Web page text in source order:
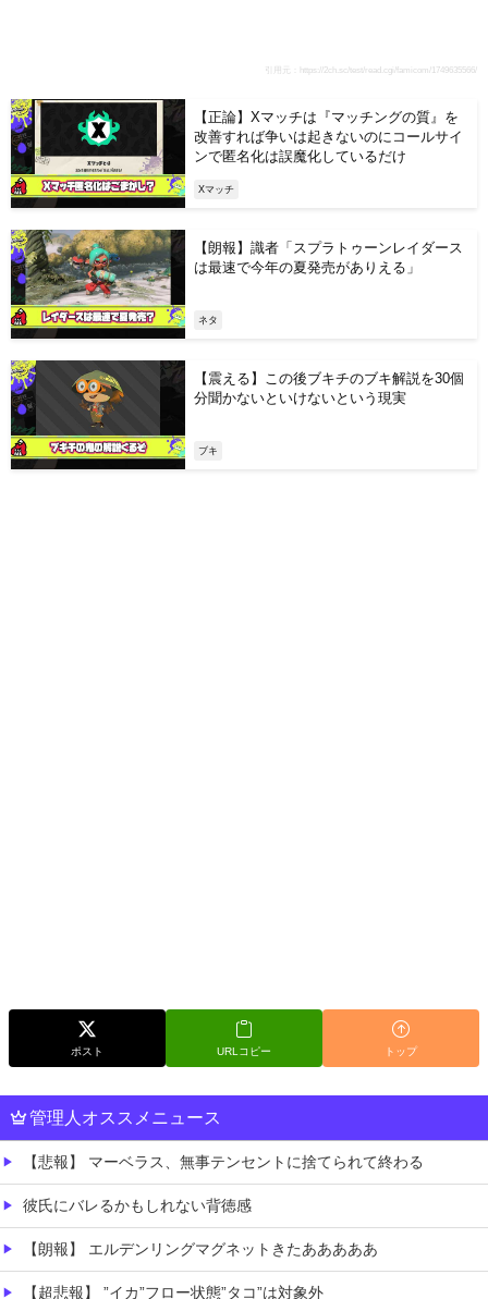
引用元： https://2ch.sc/test/read.cgi/famicom/1749635566/
【正論】Xマッチは『マッチングの質』を
改善すれば争いは起きないのにコールサイ
ンで匿名化は誤魔化しているだけ
Xマッチ
【朗報】識者「スプラトゥーンレイダース
は最速で今年の夏発売がありえる」
ネタ
【震える】この後ブキチのブキ解説を30個
分聞かないといけないという現実
ブキ
ポスト URLコピー トップ
管理人オススメニュース
【悲報】 マーベラス、無事テンセントに捨てられて終わる
彼氏にバレるかもしれない背徳感
【朗報】 エルデンリングマグネットきたあああああ
【超悲報】 ”イカ”フロー状態”タコ”は対象外